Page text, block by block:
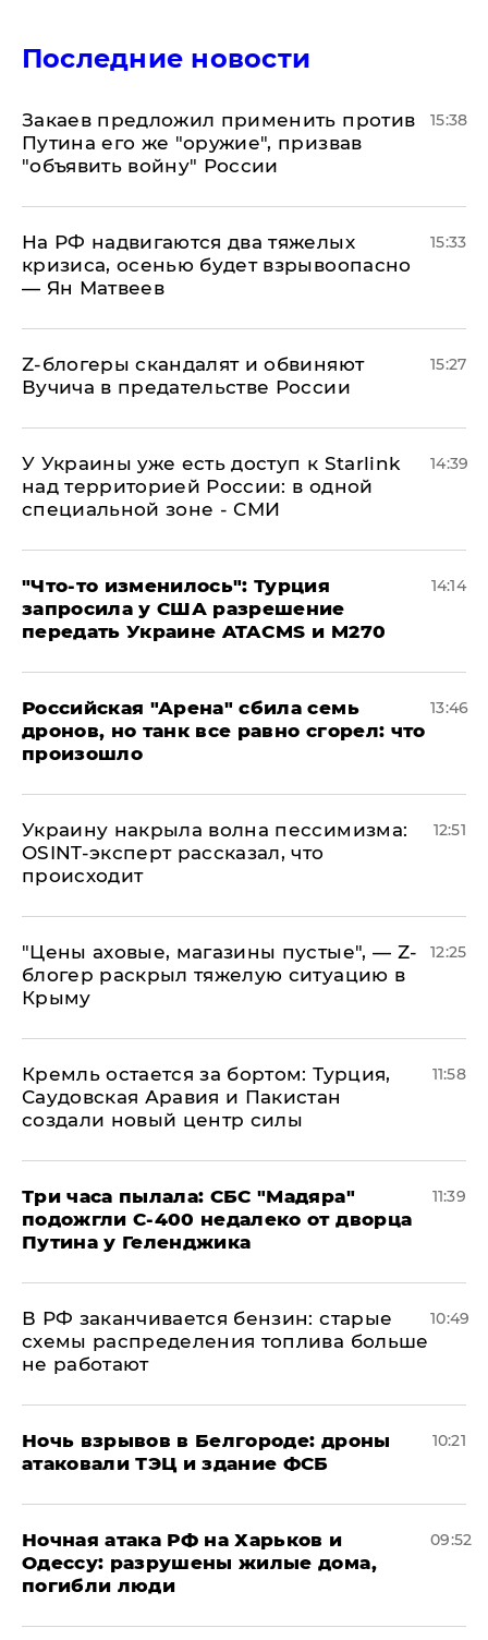
Последние новости
Закаев предложил применить против
Путина его же "оружие", призвав
"объявить войну" России
15:38
На РФ надвигаются два тяжелых
кризиса, осенью будет взрывоопасно
— Ян Матвеев
15:33
Z-блогеры скандалят и обвиняют
Вучича в предательстве России
15:27
У Украины уже есть доступ к Starlink
над территорией России: в одной
специальной зоне - СМИ
14:39
​"Что-то изменилось": Турция
запросила у США разрешение
передать Украине ATACMS и M270
14:14
​Российская "Арена" сбила семь
дронов, но танк все равно сгорел: что
произошло
13:46
​Украину накрыла волна пессимизма:
OSINT-эксперт рассказал, что
происходит
12:51
​"Цены аховые, магазины пустые", — Z-
блогер раскрыл тяжелую ситуацию в
Крыму
12:25
​Кремль остается за бортом: Турция,
Саудовская Аравия и Пакистан
создали новый центр силы
11:58
Три часа пылала: СБС "Мадяра"
подожгли С-400 недалеко от дворца
Путина у Геленджика
11:39
​В РФ заканчивается бензин: старые
схемы распределения топлива больше
не работают
10:49
​Ночь взрывов в Белгороде: дроны
атаковали ТЭЦ и здание ФСБ
10:21
​Ночная атака РФ на Харьков и
Одессу: разрушены жилые дома,
погибли люди
09:52